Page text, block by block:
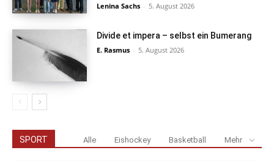
Lenina Sachs - 5. August 2026
Divide et impera – selbst ein Bumerang
E. Rasmus - 5. August 2026
SPORT Alle Eishockey Basketball Mehr